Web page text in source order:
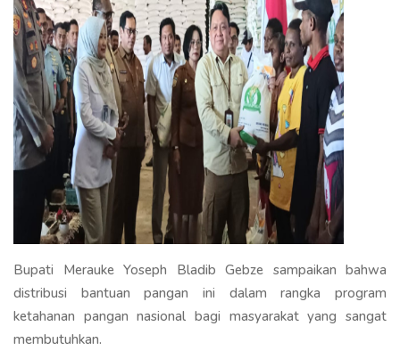
Bupati Merauke Yoseph Bladib Gebze sampaikan bahwa
distribusi bantuan pangan ini dalam rangka program
ketahanan pangan nasional bagi masyarakat yang sangat
membutuhkan.